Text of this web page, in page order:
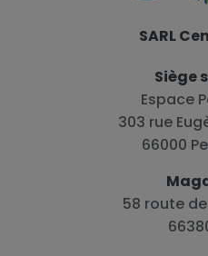
SARL
Siège
Espace
303 rue
66000
58 route